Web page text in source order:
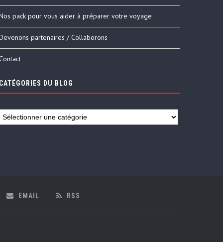
pack pour vous aider à préparer votre voyage
partenaires / Collaborons
CATÉGORIES DU BLOG
EMAIL RSS